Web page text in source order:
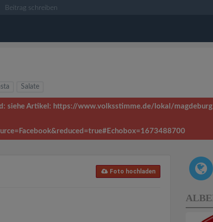
Beitrag schreiben
Salate
siehe Artikel: https://www.volksstimme.de/lokal/
Foto hochladen